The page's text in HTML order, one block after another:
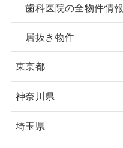
歯科医院の全物件情報
居抜き物件
東京都
神奈川県
埼玉県